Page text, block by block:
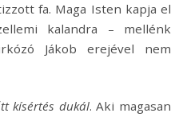
fa. Maga Isten kapja el
kalandra – mellénk
Jákob erejével nem
kísértés dukál. Aki magasan